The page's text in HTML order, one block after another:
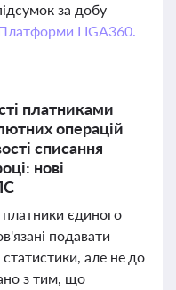
за добу
Платформи LIGA360.
платниками
операцій
списання
нові
єдиного
подавати
статистики, але не до
з тим, що